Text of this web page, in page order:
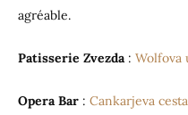
agréable.
Patisserie Zvezda : Wolfova
Opera Bar : Cankarjeva